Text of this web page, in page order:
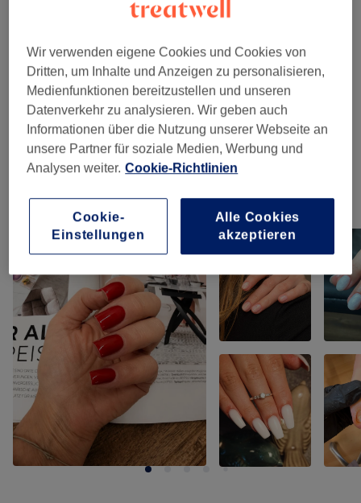
Maniküre & Pediküre (10) ab 5 €
Fußpflege (1) ab 40 €
Nagelmodellage (4 ) ab 5 €
Unsere Arbeit
Bild anklicken für weitere Details
Wir verwenden eigene Cookies und Cookies von
Dritten, um Inhalte und Anzeigen zu personalisieren,
Medienfunktionen bereitzustellen und unseren
Datenverkehr zu analysieren. Wir geben auch
Informationen über die Nutzung unserer Webseite an
unsere Partner für soziale Medien, Werbung und
Analysen weiter. Cookie-Richtlinien
Cookie-
Einstellungen
Alle Cookies
akzeptieren